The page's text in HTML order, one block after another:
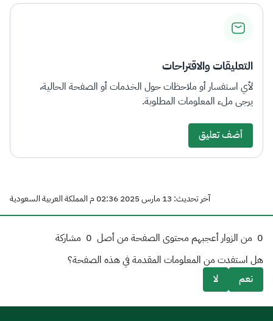
التعليقات والاقتراحات
لأي استفسار أو ملاحظات حول الخدمات أو الصفحة الحالية،
يرجى ملء المعلومات المطلوبة.
أضف تعليق
آخر تحديث: 13 مارس 2025 02:36 م المملكة العربية السعودية
0 من الزوار أعجبهم محتوى الصفحة من أصل 0 مشاركة
هل استفدت من المعلومات المقدمة في هذه الصفحة؟
نعم
لا